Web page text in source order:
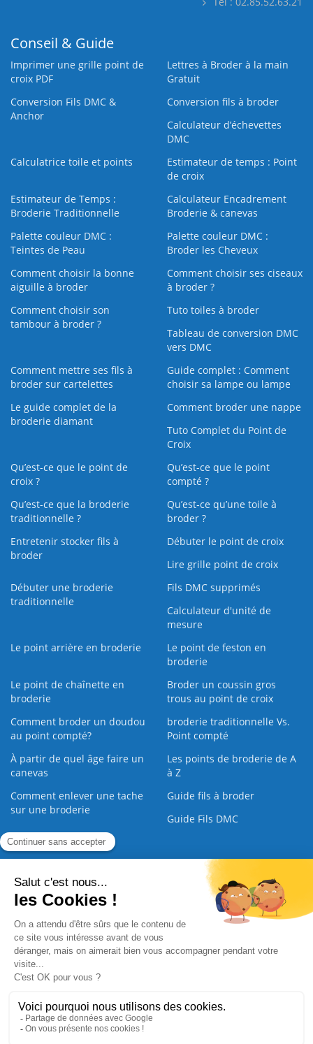
Conseil & Guide
Imprimer une grille point de
croix PDF
Lettres à Broder à la main
Gratuit
Conversion Fils DMC &
Anchor
Conversion fils à broder
Calculateur d’échevettes
DMC
Calculatrice toile et points
Estimateur de temps : Point
de croix
Estimateur de Temps :
Broderie Traditionnelle
Calculateur Encadrement
Broderie & canevas
Palette couleur DMC :
Teintes de Peau
Palette couleur DMC :
Broder les Cheveux
Comment choisir la bonne
aiguille à broder
Comment choisir ses ciseaux
à broder ?
Comment choisir son
tambour à broder ?
Tuto toiles à broder
Tableau de conversion DMC
vers DMC
Comment mettre ses fils à
broder sur cartelettes
Guide complet : Comment
choisir sa lampe ou lampe
Le guide complet de la
broderie diamant
Comment broder une nappe
Tuto Complet du Point de
Croix
Qu’est-ce que le point de
croix ?
Qu’est-ce que le point
compté ?
Qu’est-ce que la broderie
traditionnelle ?
Qu’est‑ce qu’une toile à
broder ?
Entretenir stocker fils à
broder
Débuter le point de croix
Lire grille point de croix
Débuter une broderie
traditionnelle
Fils DMC supprimés
Calculateur d'unité de
mesure
Le point arrière en broderie
Le point de feston en
broderie
Le point de chaînette en
broderie
Broder un coussin gros
trous au point de croix
Comment broder un doudou
au point compté?
broderie traditionnelle Vs.
Point compté
À partir de quel âge faire un
canevas
Les points de broderie de A
à Z
Comment enlever une tache
sur une broderie
Guide fils à broder
Guide Fils DMC
Guide de la Broderie
Commande Papier Qui sommes nous Nous contacter |
Paiement sécurisé
2008 - 2026 © CreaMagic. ALL Rights Reserved.